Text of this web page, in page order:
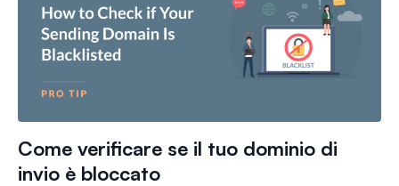
Come verificare se il tuo dominio di
invio è bloccato